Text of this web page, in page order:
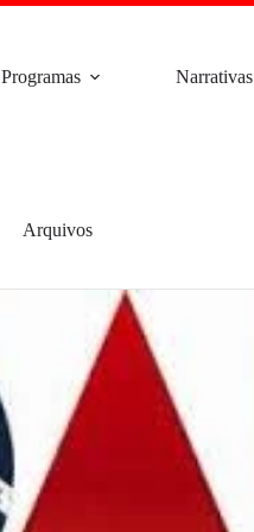
Programas Narrativas
Arquivos